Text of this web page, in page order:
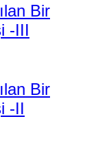
Bir
-III
Bir
-II